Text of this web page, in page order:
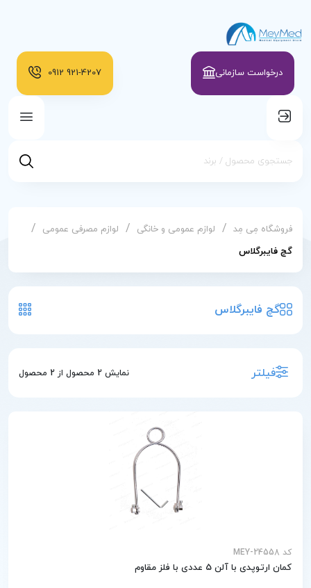
درخواست سازمانی 921-4207
0912
فروشگاه مِی مِد / لوازم عمومی و خانگی / لوازم مصرفی عمومی /
گچ فایبرگلاس
گچ فایبرگلاس
فیلتر نمایش 2 محصول از 2 محصول
کد MEY-24558
کمان ارتوپدی با آلن 5 عددی با فلز مقاوم